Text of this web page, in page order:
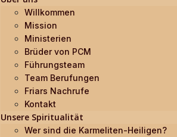
Willkommen
Mission
Ministerien
Brüder von PCM
Führungsteam
Team Berufungen
Friars Nachrufe
Kontakt
Unsere Spiritualität
Wer sind die Karmeliten-Heiligen?